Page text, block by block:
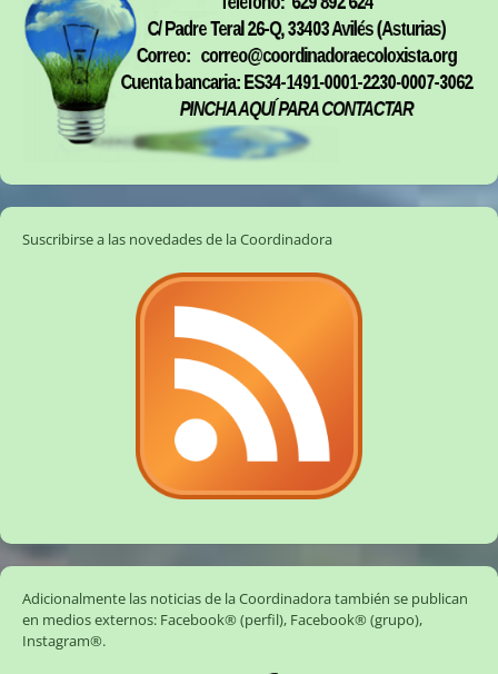
Suscribirse a las novedades de la Coordinadora
Adicionalmente las noticias de la Coordinadora también se publican
en medios externos: Facebook® (perfil), Facebook® (grupo),
Instagram®.